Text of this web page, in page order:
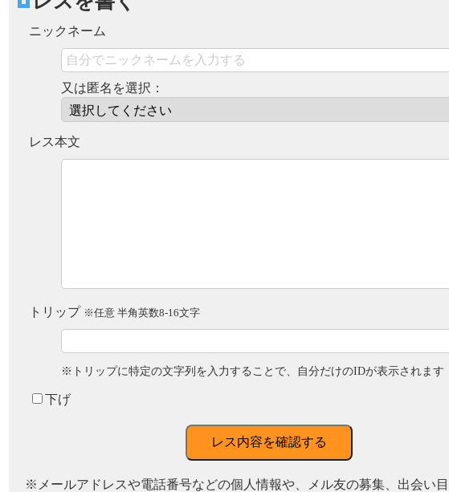
ニックネーム
又は匿名を選択：
レス本文
トリップ ※任意 半角英数8-16文字
※トリップに特定の文字列を入力することで、自分だけのIDが表示されます
下げ
レス内容を確認する
※メールアドレスや電話番号などの個人情報や、メル友の募集、出会い